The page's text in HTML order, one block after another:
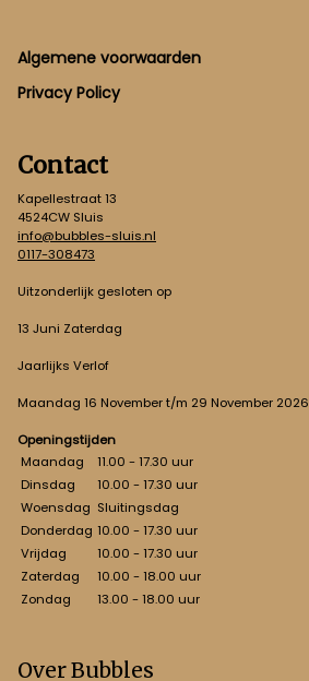
Footer
Algemene voorwaarden
Privacy Policy
Contact
Kapellestraat 13
4524CW Sluis
info@bubbles-sluis.nl
0117-308473
Uitzonderlijk gesloten op
13 Juni Zaterdag
Jaarlijks Verlof
Maandag 16 November t/m 29 November 2026
Openingstijden
Maandag
11.00 - 17.30 uur
Dinsdag
10.00 - 17.30 uur
Woensdag Sluitingsdag
Donderdag 10.00 - 17.30 uur
Vrijdag
10.00 - 17.30 uur
Zaterdag
10.00 - 18.00 uur
Zondag
13.00 - 18.00 uur
Over Bubbles